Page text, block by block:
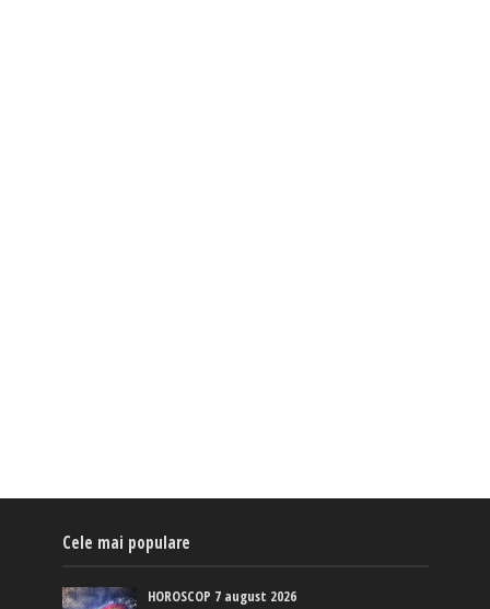
Cele mai populare
HOROSCOP 7 august 2026